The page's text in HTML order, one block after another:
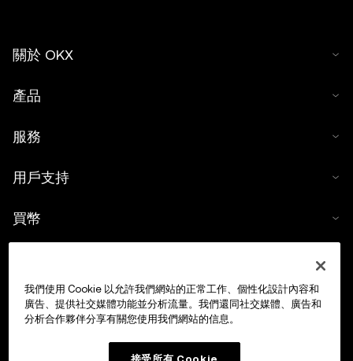
關於 OKX
產品
服務
用戶支持
買幣
交易
我們使用 Cookie 以允許我們網站的正常工作、個性化設計內容和
廣告、提供社交媒體功能並分析流量。我們還同社交媒體、廣告和
分析合作夥伴分享有關您使用我們網站的信息。